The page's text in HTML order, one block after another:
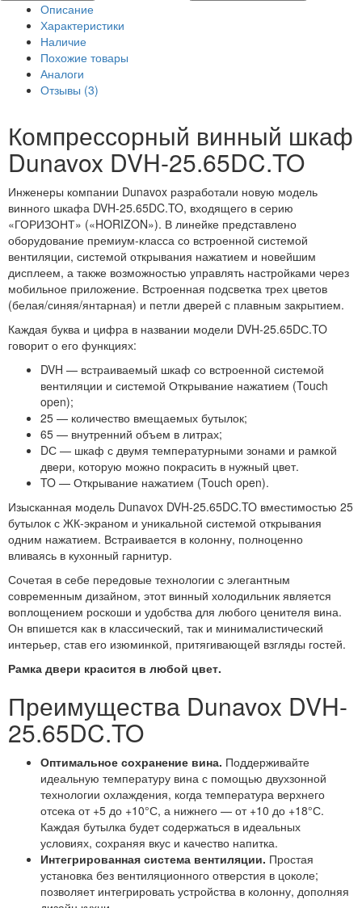
Описание
Характеристики
Наличие
Похожие товары
Аналоги
Отзывы (3)
Компрессорный винный шкаф
Dunavox DVH-25.65DC.TO
Инженеры компании Dunavox разработали новую модель
винного шкафа DVH-25.65DC.TO, входящего в серию
«ГОРИЗОНТ» («HORIZON»). В линейке представлено
оборудование премиум-класса со встроенной системой
вентиляции, системой открывания нажатием и новейшим
дисплеем, а также возможностью управлять настройками через
мобильное приложение. Встроенная подсветка трех цветов
(белая/синяя/янтарная) и петли дверей с плавным закрытием.
Каждая буква и цифра в названии модели DVH-25.65DС.TO
говорит о его функциях:
DVH — встраиваемый шкаф со встроенной системой
вентиляции и системой Открывание нажатием (Touch
open);
25 — количество вмещаемых бутылок;
65 — внутренний объем в литрах;
DС — шкаф с двумя температурными зонами и рамкой
двери, которую можно покрасить в нужный цвет.
TO — Открывание нажатием (Touch open).
Изысканная модель Dunavox DVH-25.65DC.TO вместимостью 25
бутылок с ЖК-экраном и уникальной системой открывания
одним нажатием. Встраивается в колонну, полноценно
вливаясь в кухонный гарнитур.
Сочетая в себе передовые технологии с элегантным
современным дизайном, этот винный холодильник является
воплощением роскоши и удобства для любого ценителя вина.
Он впишется как в классический, так и минималистический
интерьер, став его изюминкой, притягивающей взгляды гостей.
Рамка двери красится в любой цвет.
Преимущества Dunavox DVH-
25.65DC.TO
Оптимальное сохранение вина. Поддерживайте
идеальную температуру вина с помощью двухзонной
технологии охлаждения, когда температура верхнего
отсека от +5 до +10°С, а нижнего — от +10 до +18°С.
Каждая бутылка будет содержаться в идеальных
условиях, сохраняя вкус и качество напитка.
Интегрированная система вентиляции. Простая
установка без вентиляционного отверстия в цоколе;
позволяет интегрировать устройства в колонну, дополняя